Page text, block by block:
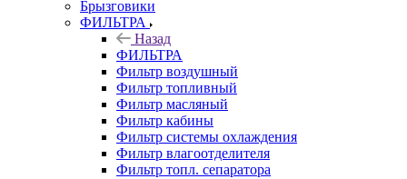
Брызговики
ФИЛЬТРА
Назад
ФИЛЬТРА
Фильтр воздушный
Фильтр топливный
Фильтр масляный
Фильтр кабины
Фильтр системы охлаждения
Фильтр влагоотделителя
Фильтр топл. сепаратора